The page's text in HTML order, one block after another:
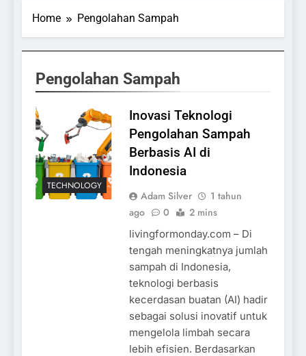
Home Pengolahan Sampah
Pengolahan Sampah
TECHNOLOGY
Inovasi Teknologi
Pengolahan Sampah
Berbasis AI di
Indonesia
Adam Silver
1 tahun
ago
0 2 mins
livingformonday.com – Di
tengah meningkatnya jumlah
sampah di Indonesia,
teknologi berbasis
kecerdasan buatan (AI) hadir
sebagai solusi inovatif untuk
mengelola limbah secara
lebih efisien. Berdasarkan